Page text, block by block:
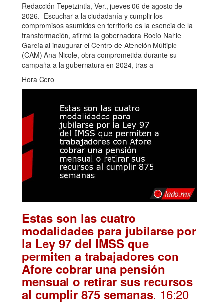
Redacción Tepetzintla, Ver., jueves 06 de agosto de
2026.- Escuchar a la ciudadanía y cumplir los
compromisos asumidos en territorio es la esencia de la
transformación, afirmó la gobernadora Rocío Nahle
García al inaugurar el Centro de Atención Múltiple
(CAM) Ana Nicole, obra comprometida durante su
campaña a la gubernatura en 2024, tras a
Hora Cero
Estas son las cuatro
modalidades para jubilarse por
la Ley 97 del IMSS que
permiten a trabajadores con
Afore cobrar una pensión
mensual o retirar sus recursos
al cumplir 875 semanas. 16:20